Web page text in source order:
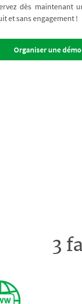
dès maintenant
et sans engagement !
Organiser une démo
3